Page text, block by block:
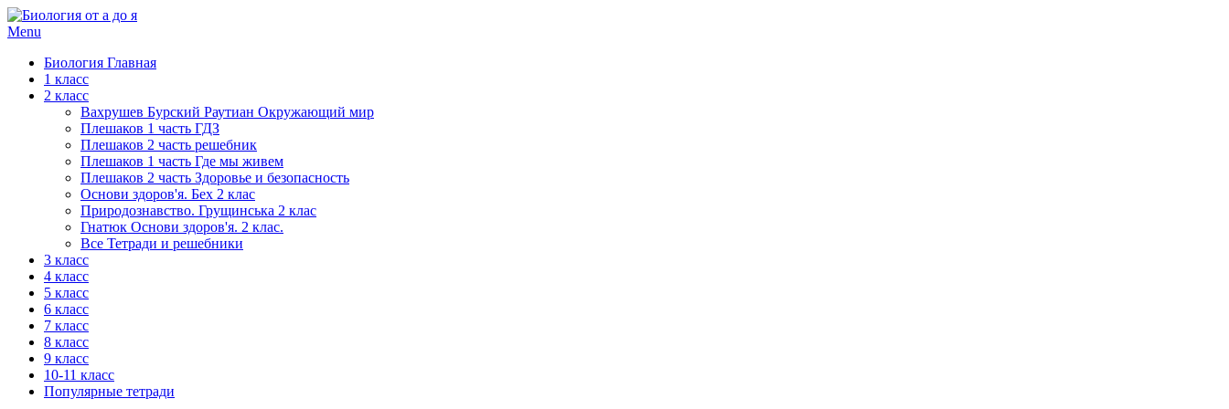
Menu
Биология Главная
1 класс
2 класс
Вахрушев Бурский Раутиан Окружающий мир
Плешаков 1 часть ГДЗ
Плешаков 2 часть решебник
Плешаков 1 часть Где мы живем
Плешаков 2 часть Здоровье и безопасность
Основи здоров'я. Бех 2 клас
Природознавство. Грущинська 2 клас
Гнатюк Основи здоров'я. 2 клас.
Все Тетради и решебники
3 класс
4 класс
5 класс
6 класс
7 класс
8 класс
9 класс
10-11 класс
Популярные тетради